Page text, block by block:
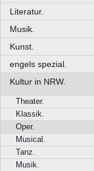
Literatur.
Musik.
Kunst.
engels spezial.
Kultur in NRW.
Theater.
Klassik.
Oper.
Musical.
Tanz.
Musik.